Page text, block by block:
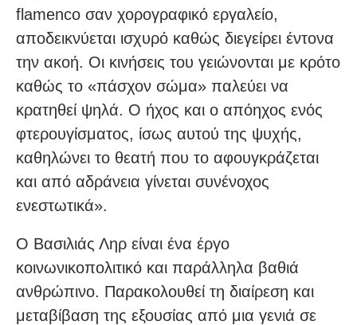
flamenco σαν χορογραφικό εργαλείο,
αποδεικνύεται ισχυρό καθώς διεγείρει έντονα
την ακοή. Οι κινήσεις του γειώνονται με κρότο
καθώς το «πάσχον σώμα» παλεύει να
κρατηθεί ψηλά. Ο ήχος και ο απόηχος ενός
φτερουγίσματος, ίσως αυτού της ψυχής,
καθηλώνει το θεατή που το αφουγκράζεται
και από αδράνεια γίνεται συνένοχος
ενεστωτικά».
Ο Βασιλιάς Ληρ είναι ένα έργο
κοινωνικοπολιτικό και παράλληλα βαθιά
ανθρώπινο. Παρακολουθεί τη διαίρεση και
μεταβίβαση της εξουσίας από μια γενιά σε